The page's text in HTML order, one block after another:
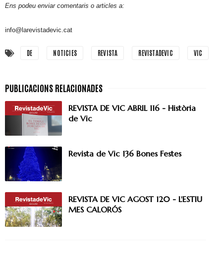
Ens podeu enviar comentaris o articles a:
info@larevistadevic.cat
DE NOTICIES REVISTA REVISTADEVIC VIC
REVISTA DE VIC ABRIL 116 - Història
de Vic
Revista de Vic 136 Bones Festes
REVISTA DE VIC AGOST 120 - L'ESTIU
MES CALORÓS